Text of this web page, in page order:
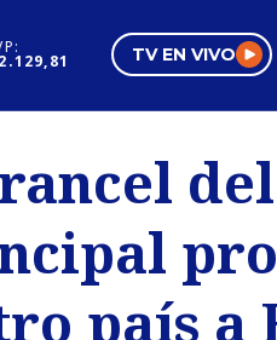
TV EN VIVO
Negocios
Pura Mujer
país a